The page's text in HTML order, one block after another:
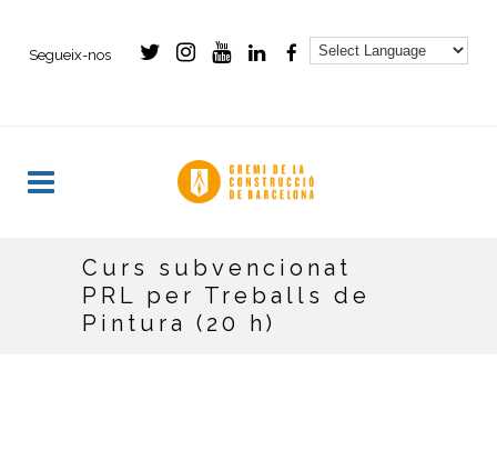
Segueix-nos
Curs subvencionat
PRL per Treballs de
Pintura (20 h)